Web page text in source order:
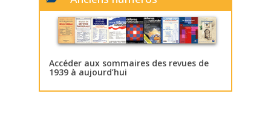
Accéder aux sommaires des revues de
1939 à aujourd’hui